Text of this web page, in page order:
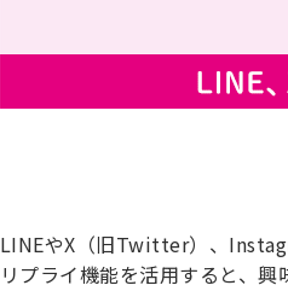
LINEやX（旧Twitter）、
リプライ機能を活用すると、興